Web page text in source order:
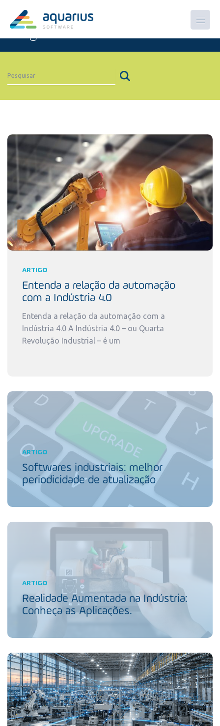
Artigos
ARTIGO
Entenda a relação da automação
com a Indústria 4.0
Entenda a relação da automação com a
Indústria 4.0 A Indústria 4.0 – ou Quarta
Revolução Industrial – é um
ARTIGO
Softwares industriais: melhor
periodicidade de atualização
ARTIGO
Realidade Aumentada na Indústria:
Conheça as Aplicações.